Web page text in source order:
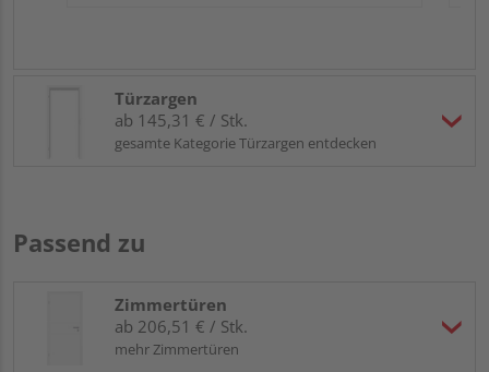
Türzargen
ab 145,31 € / Stk.
gesamte Kategorie Türzargen entdecken
Passend zu
Zimmertüren
ab 206,51 € / Stk.
mehr Zimmertüren